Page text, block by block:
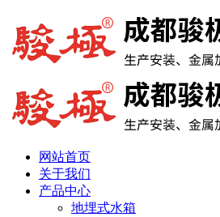
网站首页
关于我们
产品中心
地埋式水箱